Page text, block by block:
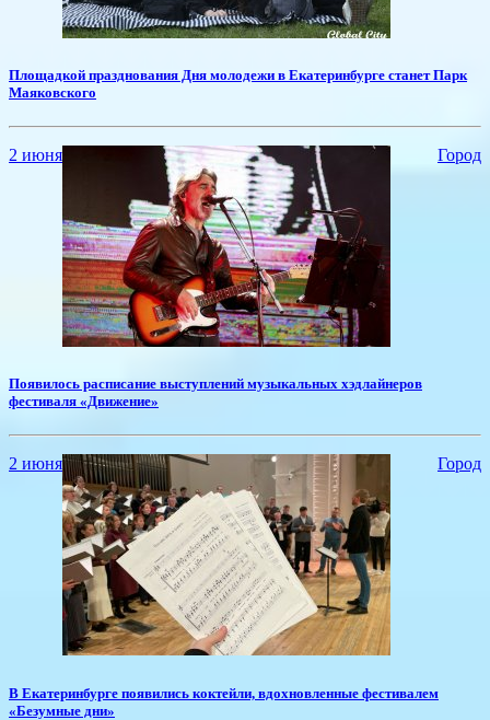
​Площадкой празднования Дня молодежи в Екатеринбурге станет Парк
Маяковского
2 июня Город
​Появилось расписание выступлений музыкальных хэдлайнеров
фестиваля «Движение»
2 июня Город
​В Екатеринбурге появились коктейли, вдохновленные фестивалем
«Безумные дни»